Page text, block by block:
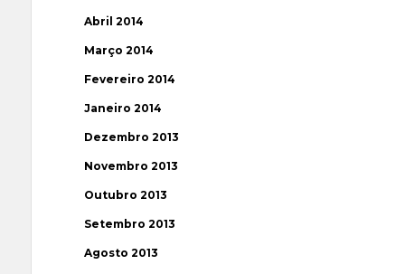
Abril 2014
Março 2014
Fevereiro 2014
Janeiro 2014
Dezembro 2013
Novembro 2013
Outubro 2013
Setembro 2013
Agosto 2013